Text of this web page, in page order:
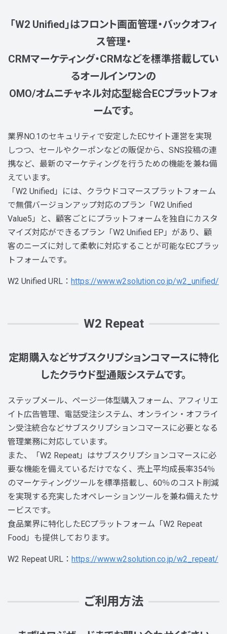
「W2 Unified」はフロント画面管理・バックオフィ
ス管理・
CRMマーケティング・CRMなどを標準搭載してい
るオールインワンの
OMO/オムニチャネル対応型総合ECプラットフォ
ームです。
業界NO.1のセキュリティで安定したECサイト運営を実現
しつつ、セールやクーポンなどの販促から、SNS投稿の連
携など、最新のマーケティングを行うための機能を兼ね備
えています。
「W2 Unified」には、クラウドコマースプラットフォーム
で無償バージョンアップ対応のプラン「W2 Unified
Value5」と、顧客ごとにプラットフォームを独自にカスタ
マイズ対応ができるプラン「W2 Unified EP」があり、顧
客のニーズに対して柔軟に対応することが可能なECプラッ
トフォームです。
W2 Unified URL： https://www.w2solution.co.jp/w2_unified/
W2 Repeat
定期購入などサブスクリプションコマースに特化
したクラウド型通販システムです。
ステップメール、ページ一体型購入フォーム、アフィリエ
イト広告管理、電話受注システム、オンライン・オフライ
ン受注統合などサブスクリプションコマースに必要となる
管理業務に対応しています。
また、「W2 Repeat」はサブスクリプションコマースに必
要な機能を備えているだけでなく、売上平均成長率354％
のマーケティングツールを標準搭載し、60％のコスト削減
を実現する充実したオペレーションツールを兼ね備えたサ
ービスです。
食品業界に特化したECプラットフォーム「W2 Repeat
Food」も提供しております。
W2 Repeat URL： https://www.w2solution.co.jp/w2_repeat/
ご利用方法